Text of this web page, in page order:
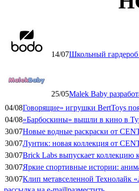
14/07Школьный гардероб
25/05Malek Baby
04/08Говорящие» игрушки BertToys
04/08«Барбоскины» вышли в кино в
30/07Новые водные раскраски от
30/07Лунтик: новая коллекция от
30/07Brick Labs выпускает коллекцию
30/07Яркие спортивные истории:
30/07Клип метавселенной Технолайк